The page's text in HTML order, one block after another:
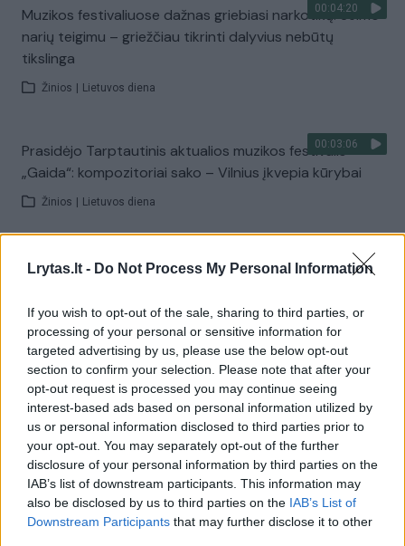
Lrytas.lt - Do Not Process My Personal Information
If you wish to opt-out of the sale, sharing to third parties, or
processing of your personal or sensitive information for
targeted advertising by us, please use the below opt-out
section to confirm your selection. Please note that after your
opt-out request is processed you may continue seeing
interest-based ads based on personal information utilized by
us or personal information disclosed to third parties prior to
your opt-out. You may separately opt-out of the further
disclosure of your personal information by third parties on the
IAB’s list of downstream participants. This information may
also be disclosed by us to third parties on the IAB’s List of
Downstream Participants that may further disclose it to other
00:04:20
Muzikos festivaliuose dažnas griebiasi narkotikų: Seimo
narių teigimu – griežčiau tikrinti dalyvius nebūtų
tikslinga
Žinios | Lietuvos diena
00:03:06
Prasidėjo Tarptautinis aktualios muzikos festivalis
„Gaida“: kompozitoriai sako – Vilnius įkvepia kūrybai
Žinios | Lietuvos diena
00:00:42
Siaubą keliantys vaizdai iš festivalio Ispanijoje: nuvirtus
Žinios | Pasaulis
00:02:42
Pokalbis su grupės „Jauti“ nariais: pirmą kartą lipame į
didžiąją festivalio sceną, esame labai laimingi
Žinios | Pramogos
00:11:10
Ryškiosios Lietuvos muzikos žvaigždės dalijosi
emocijomis nulipus nuo scenos: publika buvo šauni